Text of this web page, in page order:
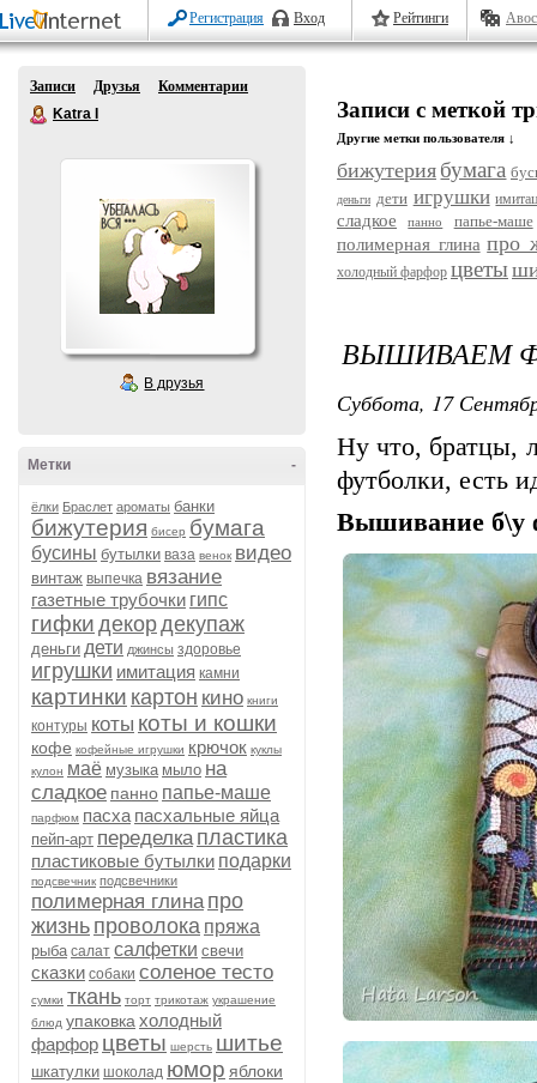
Регистрация Вход Рейтинги
Записи Друзья
Комментарии
Katra I
В друзья
-
Метки
ёлки Браслет ароматы банки
бижутерия бисер бумага
бусины бутылки ваза венок видео
винтаж выпечка вязание
газетные трубочки гипс
гифки декордекупаж
деньги дети джинсы здоровье
игрушки имитация камни
картинки картон кино книги
контуры коты коты и кошки
кофе кофейные игрушки крючок куклы
кулон маё музыка мыло на
сладкое панно папье-маше
парфюм пасха пасхальные яйца
пейп-арт переделка пластика
пластиковые бутылки подарки
подсвечник подсвечники
полимерная глина про
жизнь проволока пряжа
рыба салат салфетки свечи
сказки собаки соленое тесто
сумки ткань торт трикотаж украшение
блюд упаковка холодный
фарфор цветы шерсть шитье
шкатулки шоколад юмор яблоки
Записи с меткой
Другие метки пользователя ↓
бижутерия бумага
деньги дети игрушки
сладкое панно папье-маше
полимерная глина про
холодный фарфор цветы
ВЫШИВАЕМ
Суббота, 17
Ну что, братцы,
футболки, есть
Вышивание б\у